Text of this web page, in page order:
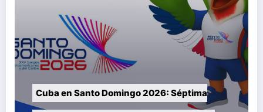
Cuba en Santo Domingo 2026: Séptima